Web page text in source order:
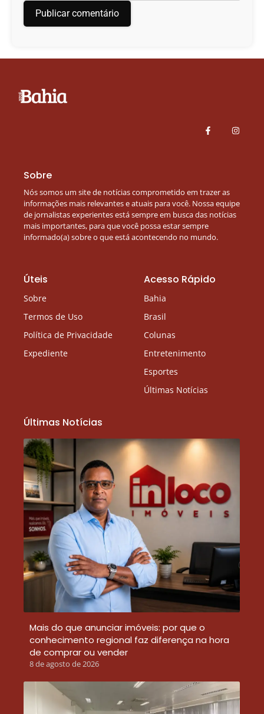
Sobre
Nós somos um site de notícias comprometido em trazer as
informações mais relevantes e atuais para você. Nossa equipe
de jornalistas experientes está sempre em busca das notícias
mais importantes, para que você possa estar sempre
informado(a) sobre o que está acontecendo no mundo.
Úteis
Sobre
Termos de Uso
Política de Privacidade
Expediente
Acesso Rápido
Bahia
Brasil
Colunas
Entretenimento
Esportes
Últimas Notícias
Últimas Notícias
Mais do que anunciar imóveis: por que o
conhecimento regional faz diferença na hora
de comprar ou vender
8 de agosto de 2026